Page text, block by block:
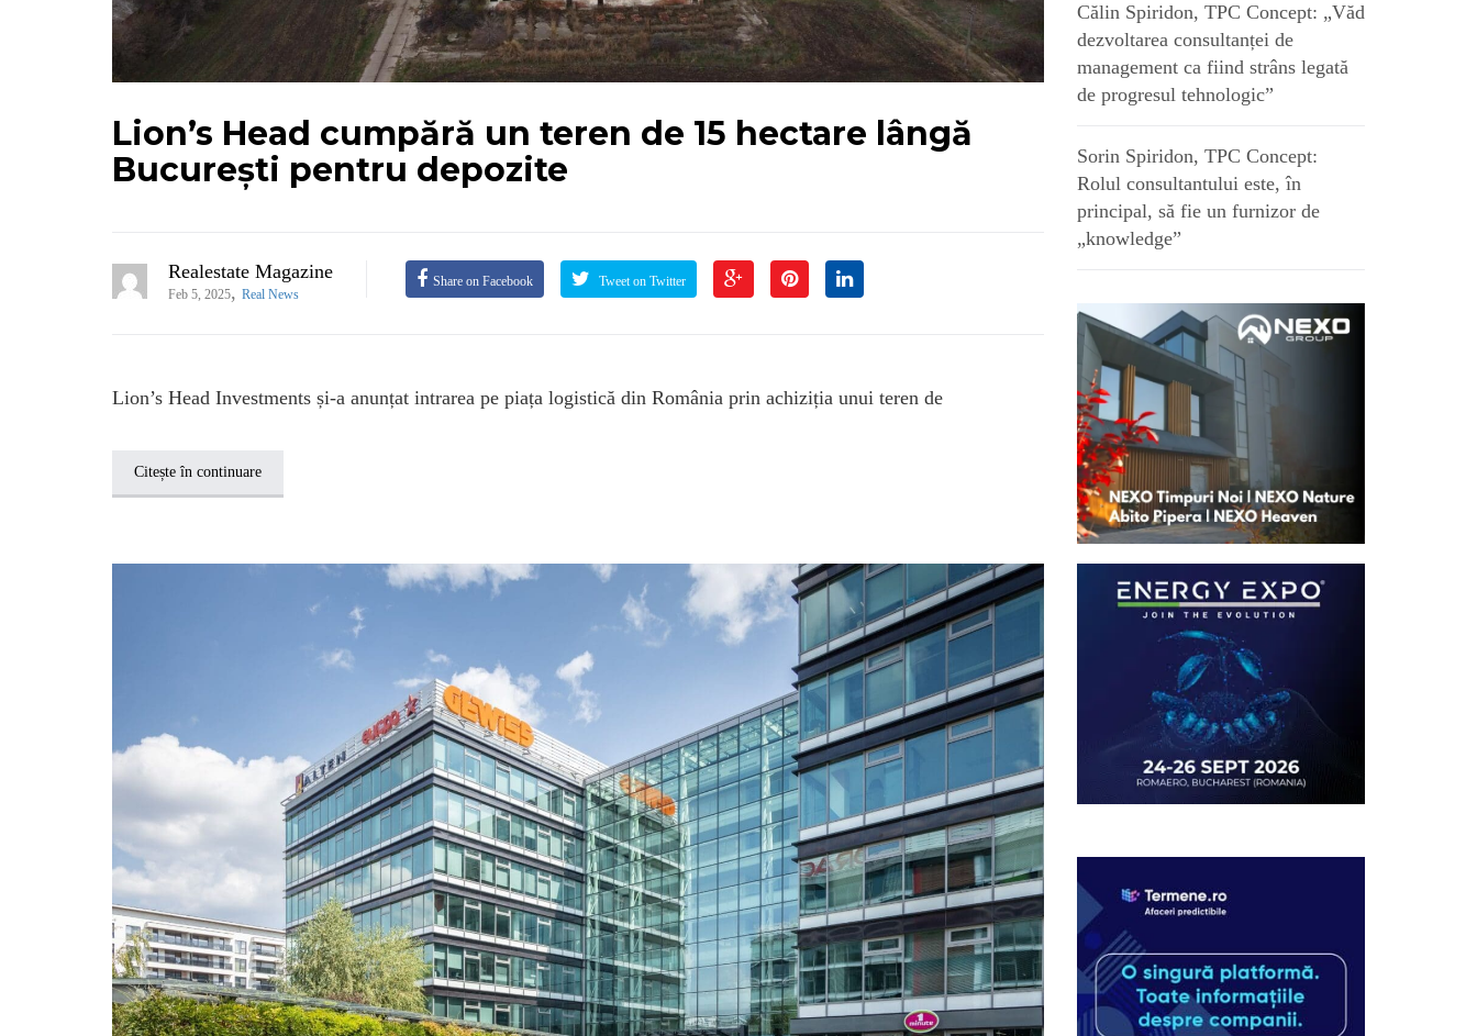
Lion’s Head cumpără un teren de 15 hectare lângă
București pentru depozite
Realestate Magazine
Feb 5, 2025, Real News
Share on Facebook Tweet on Twitter
Lion’s Head Investments și-a anunțat intrarea pe piața logistică din România prin achiziția unui teren de
Citește în continuare
Călin Spiridon, TPC Concept: „Văd
dezvoltarea consultanței de
management ca fiind strâns legată
de progresul tehnologic”
Sorin Spiridon, TPC Concept:
Rolul consultantului este, în
principal, să fie un furnizor de
„knowledge”